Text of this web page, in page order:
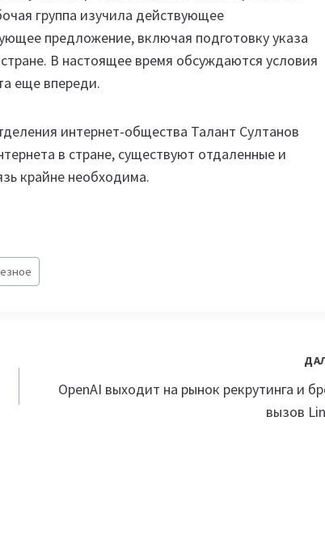
группа изучила действующее
предложение, включая подготовку указа
В настоящее время обсуждаются условия
еще впереди.
интернет-общества Талант Султанов
в стране, существуют отдаленные и
крайне необходима.
OpenAI выходит на рынок рекрутинга и
вызов